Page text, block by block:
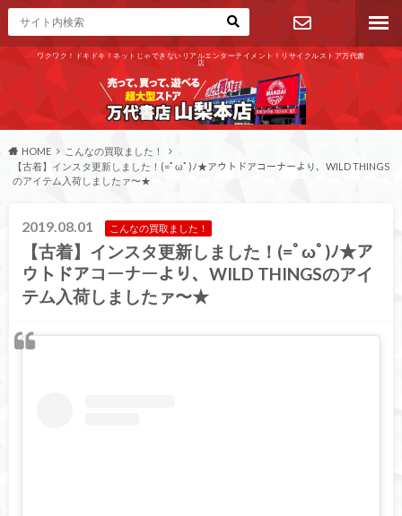
ワクワク！ドキドキ！ネットじゃできないリアルエンターテイメント！リサイクルストア万代書
店
お問い合わ
せ
HOME
こんなの買取ました！
【古着】インスタ更新しました！(=ﾟωﾟ)ﾉ★アウトドアコーナーより、WILD THINGS
のアイテム入荷しましたァ〜★
2019.08.01 こんなの買取ました！
【古着】インスタ更新しました！(=ﾟωﾟ)ﾉ★ア
ウトドアコーナーより、WILD THINGSのアイ
テム入荷しましたァ〜★